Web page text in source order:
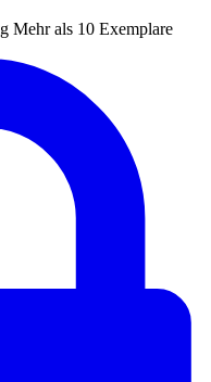
Mehr als 10 Exemplare